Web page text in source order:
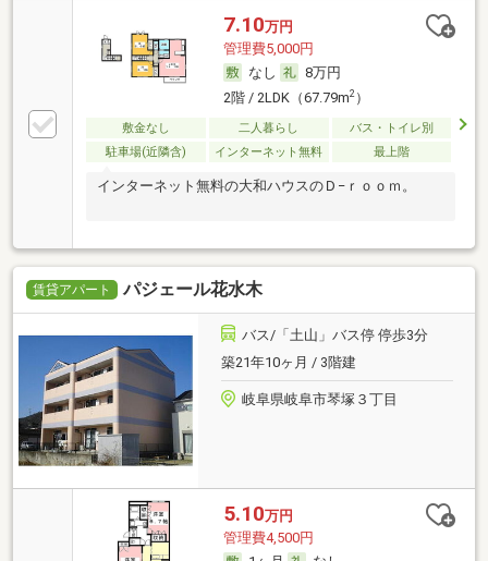
7.10万円
管理費5,000円
なし
8万円
2階 / 2LDK（67.79m2）
敷金なし 二人暮らし
バス・トイレ別
駐車場(近隣含)
インターネット無料 最上階
インターネット無料の大和ハウスのＤ−ｒｏｏｍ。
賃貸アパート パジェール花水木
バス/「土山」バス停 停歩3分
築21年10ヶ月 / 3階建
岐阜県岐阜市琴塚３丁目
5.10万円
管理費4,500円